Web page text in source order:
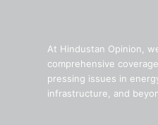
At Hindustan Opinion,
comprehensive
pressing issues in
infrastructure, and